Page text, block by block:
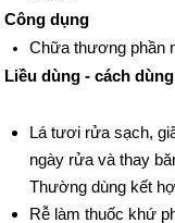
Công dụng
Chữa thương phần
Liều dùng - cách dùng
Lá tươi rửa sạch,
ngày rửa và thay
Thường dùng kết
Rễ làm thuốc khứ